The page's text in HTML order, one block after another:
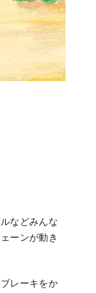
などみんな
ーンが動き
レーキをか